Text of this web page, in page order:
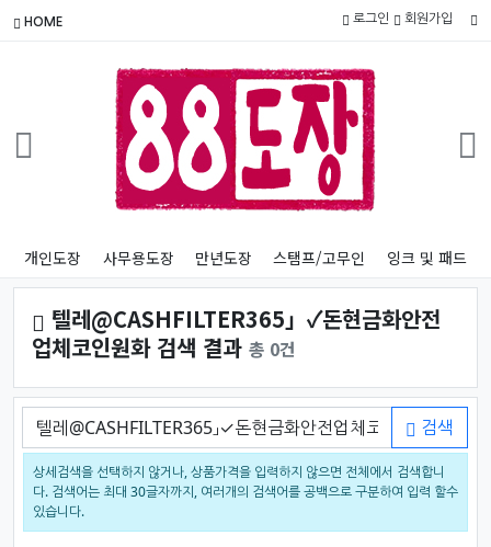
HOME 로그인 회원가입
개인도장 사무용도장 만년도장 스탬프/고무인 잉크 및 패드
텔레@CASHFILTER365」✓돈현금화안전
업체코인원화 검색 결과 총 0건
검색어 검색
상세검색을 선택하지 않거나, 상품가격을 입력하지 않으면 전체에서 검색합니
다. 검색어는 최대 30글자까지, 여러개의 검색어를 공백으로 구분하여 입력 할수
있습니다.